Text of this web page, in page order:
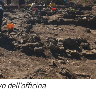
dell’officina